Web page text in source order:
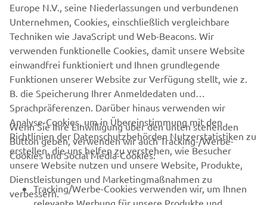
ENTDECKE DEN MAX
UNTERNEHMEN
B2B
Europe N.V., seine Niederlassungen und verbundenen
Unternehmen, Cookies, einschließlich vergleichbare
Techniken wie JavaScript und Web-Beacons. Wir
verwenden funktionelle Cookies, damit unsere Website
einwandfrei funktioniert und Ihnen grundlegende
Funktionen unserer Website zur Verfügung stellt, wie z.
B. die Speicherung Ihrer Anmeldedaten und
Sprachpräferenzen. Darüber hinaus verwenden wir
Analyse-Cookies, um in Übereinstimmung mit den
Richtlinien der Datenschutzbehörden Nutzerstatistiken zu
erstellen, die uns helfen zu verstehen, wie Besucher
unsere Website nutzen und unsere Website, Produkte,
Dienstleistungen und Marketingmaßnahmen zu
verbessern.
Wenn Sie Ihre Einwilligung über den unten stehenden
Button geben, verwenden wir auch Tracking-/Werbe-
Cookies und Social Media-Cookies:
Tracking/Werbe-Cookies verwenden wir, um Ihnen
relevante Werbung für unsere Produkte und